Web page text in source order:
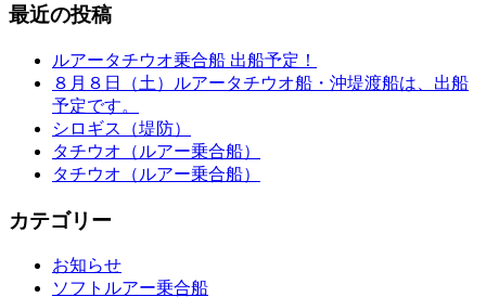
最近の投稿
ルアータチウオ乗合船 出船予定！
８月８日（土）ルアータチウオ船・沖堤渡船は、出船
予定です。
シロギス（堤防）
タチウオ（ルアー乗合船）
タチウオ（ルアー乗合船）
カテゴリー
お知らせ
ソフトルアー乗合船